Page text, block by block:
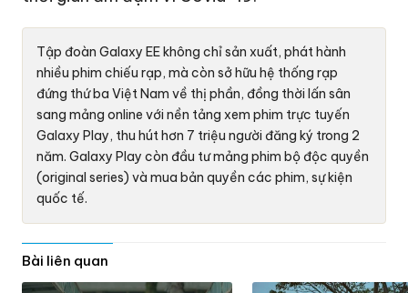
Tập đoàn Galaxy EE không chỉ sản xuất, phát hành
nhiều phim chiếu rạp, mà còn sở hữu hệ thống rạp
đứng thứ ba Việt Nam về thị phần, đồng thời lấn sân
sang mảng online với nền tảng xem phim trực tuyến
Galaxy Play, thu hút hơn 7 triệu người đăng ký trong 2
năm. Galaxy Play còn đầu tư mảng phim bộ độc quyền
(original series) và mua bản quyền các phim, sự kiện
quốc tế.
Bài liên quan